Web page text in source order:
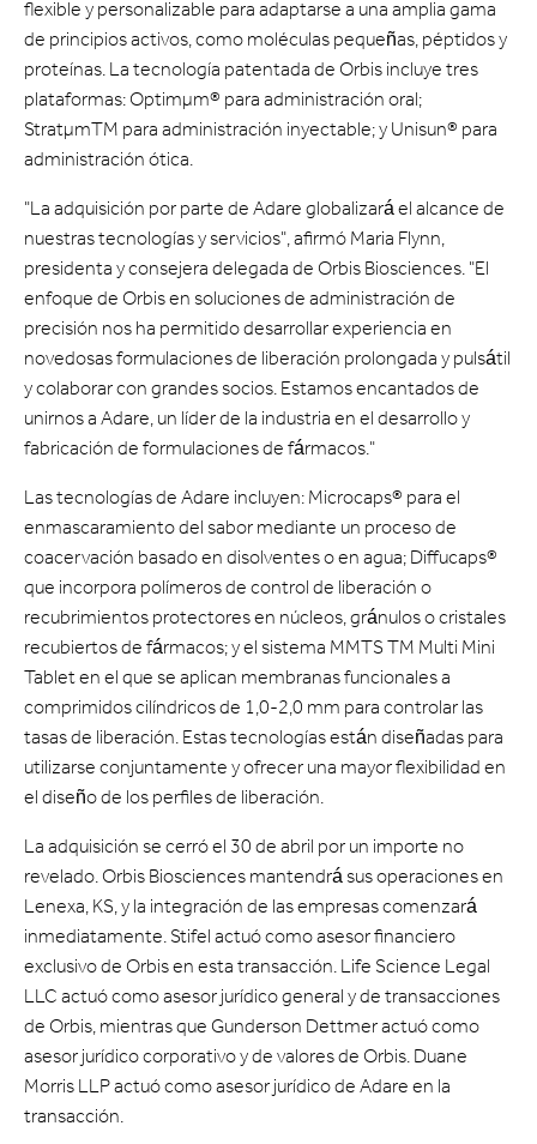
flexible y personalizable para adaptarse a una amplia gama
de principios activos, como moléculas pequeñas, péptidos y
proteínas. La tecnología patentada de Orbis incluye tres
plataformas: Optimμm® para administración oral;
StratμmTM para administración inyectable; y Unisun® para
administración ótica.
"La adquisición por parte de Adare globalizará el alcance de
nuestras tecnologías y servicios", afirmó Maria Flynn,
presidenta y consejera delegada de Orbis Biosciences. "El
enfoque de Orbis en soluciones de administración de
precisión nos ha permitido desarrollar experiencia en
novedosas formulaciones de liberación prolongada y pulsátil
y colaborar con grandes socios. Estamos encantados de
unirnos a Adare, un líder de la industria en el desarrollo y
fabricación de formulaciones de fármacos."
Las tecnologías de Adare incluyen: Microcaps® para el
enmascaramiento del sabor mediante un proceso de
coacervación basado en disolventes o en agua; Diffucaps®
que incorpora polímeros de control de liberación o
recubrimientos protectores en núcleos, gránulos o cristales
recubiertos de fármacos; y el sistema MMTS TM Multi Mini
Tablet en el que se aplican membranas funcionales a
comprimidos cilíndricos de 1,0-2,0 mm para controlar las
tasas de liberación. Estas tecnologías están diseñadas para
utilizarse conjuntamente y ofrecer una mayor flexibilidad en
el diseño de los perfiles de liberación.
La adquisición se cerró el 30 de abril por un importe no
revelado. Orbis Biosciences mantendrá sus operaciones en
Lenexa, KS, y la integración de las empresas comenzará
inmediatamente. Stifel actuó como asesor financiero
exclusivo de Orbis en esta transacción. Life Science Legal
LLC actuó como asesor jurídico general y de transacciones
de Orbis, mientras que Gunderson Dettmer actuó como
asesor jurídico corporativo y de valores de Orbis. Duane
Morris LLP actuó como asesor jurídico de Adare en la
transacción.